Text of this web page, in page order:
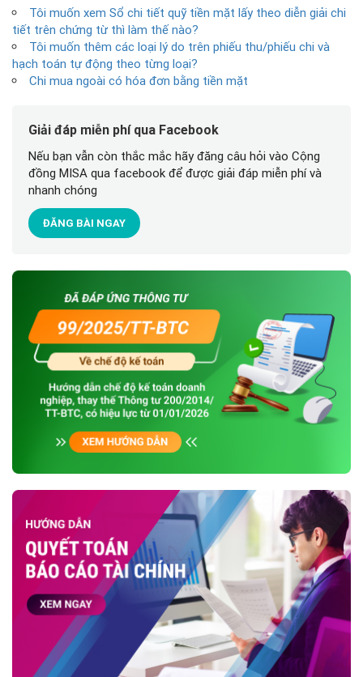
Tôi muốn xem Sổ chi tiết quỹ tiền mặt lấy theo diễn giải chi
tiết trên chứng từ thì làm thế nào?
Tôi muốn thêm các loại lý do trên phiếu thu/phiếu chi và
hạch toán tự động theo từng loại?
Chi mua ngoài có hóa đơn bằng tiền mặt
Giải đáp miễn phí qua Facebook
Nếu bạn vẫn còn thắc mắc hãy đăng câu hỏi vào Cộng
đồng MISA qua facebook để được giải đáp miễn phí và
nhanh chóng
ĐĂNG BÀI NGAY